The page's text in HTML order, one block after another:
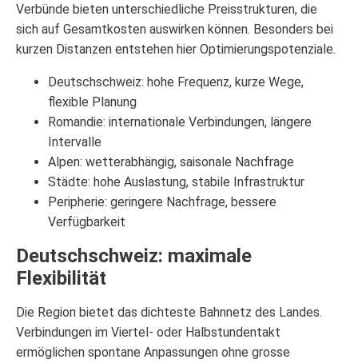
Verbünde bieten unterschiedliche Preisstrukturen, die
sich auf Gesamtkosten auswirken können. Besonders bei
kurzen Distanzen entstehen hier Optimierungspotenziale.
Deutschschweiz: hohe Frequenz, kurze Wege,
flexible Planung
Romandie: internationale Verbindungen, längere
Intervalle
Alpen: wetterabhängig, saisonale Nachfrage
Städte: hohe Auslastung, stabile Infrastruktur
Peripherie: geringere Nachfrage, bessere
Verfügbarkeit
Deutschschweiz: maximale
Flexibilität
Die Region bietet das dichteste Bahnnetz des Landes.
Verbindungen im Viertel- oder Halbstundentakt
ermöglichen spontane Anpassungen ohne grosse